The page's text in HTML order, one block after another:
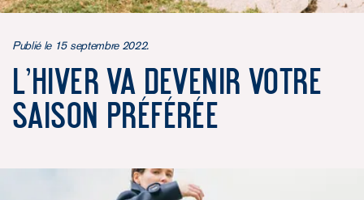
Publié le 15 septembre 2022.
L’hiver va devenir votre
saison préférée